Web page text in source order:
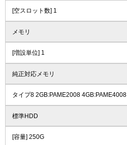
[空スロット数] 1
メモリ
[増設単位] 1
純正対応メモリ
タイプ8 2GB:PAME2008 4GB:PAME4008
標準HDD
[容量] 250G